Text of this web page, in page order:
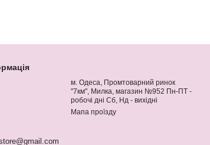
м. Одеса, Промтоварний ринок
"7км", Милка, магазин №952 Пн-ПТ -
робочі дні Сб, Нд - вихідні
Мапа проїзду